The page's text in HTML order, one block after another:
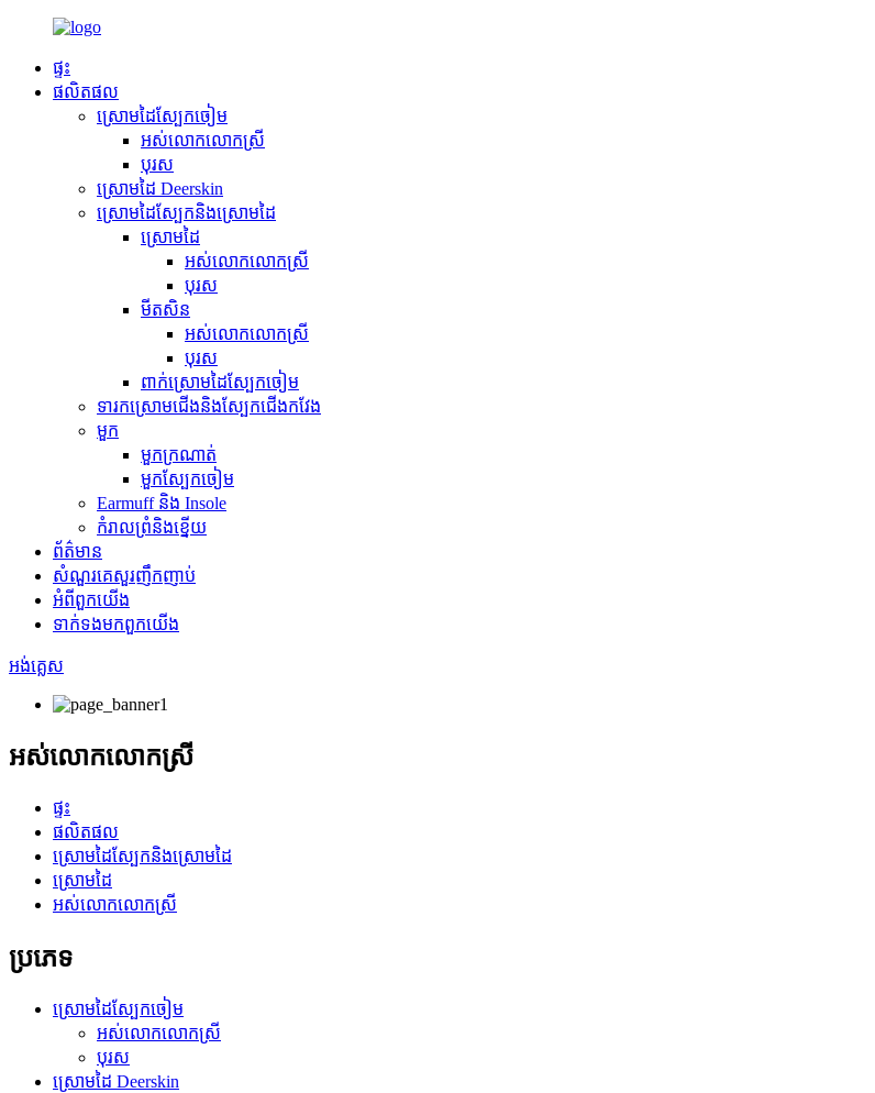
ផ្ទះ
ផលិតផល
ស្រោមដៃស្បែកចៀម
អស់លោកលោកស្រី
បុរស
ស្រោមដៃ Deerskin
ស្រោមដៃស្បែកនិងស្រោមដៃ
ស្រោមដៃ
អស់លោកលោកស្រី
បុរស
មីតសិន
អស់លោកលោកស្រី
បុរស
ពាក់ស្រោមដៃស្បែកចៀម
ទារកស្រោមជើងនិងស្បែកជើងកវែង
មួក
មួកក្រណាត់
មួកស្បែកចៀម
Earmuff និង Insole
កំរាលព្រំនិងខ្នើយ
ព័ត៌មាន
សំណួរគេសួរញឹកញាប់
អំពី​ពួក​យើង
ទាក់ទង​មក​ពួក​យើង
អង់គ្លេស
អស់លោកលោកស្រី
ផ្ទះ
ផលិតផល
ស្រោមដៃស្បែកនិងស្រោមដៃ
ស្រោមដៃ
អស់លោកលោកស្រី
ប្រភេទ
ស្រោមដៃស្បែកចៀម
អស់លោកលោកស្រី
បុរស
ស្រោមដៃ Deerskin